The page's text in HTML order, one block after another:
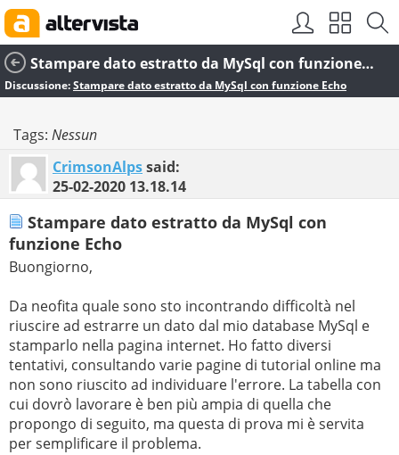
Stampare dato estratto da MySql con funzione Echo
Discussione:Stampare dato estratto da MySql con funzione Echo
Tags: Nessun
CrimsonAlpssaid:
25-02-2020 13.18.14
Stampare dato estratto da MySql con
funzione Echo
Buongiorno,
Da neofita quale sono sto incontrando difficoltà nel
riuscire ad estrarre un dato dal mio database MySql e
stamparlo nella pagina internet. Ho fatto diversi
tentativi, consultando varie pagine di tutorial online ma
non sono riuscito ad individuare l'errore. La tabella con
cui dovrò lavorare è ben più ampia di quella che
propongo di seguito, ma questa di prova mi è servita
per semplificare il problema.